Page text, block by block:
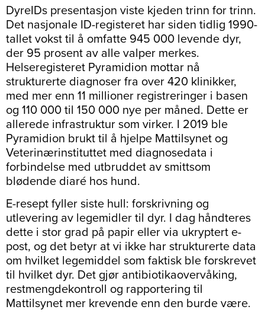
DyreIDs presentasjon viste kjeden trinn for trinn.
Det nasjonale ID-registeret har siden tidlig 1990-
tallet vokst til å omfatte 945 000 levende dyr,
der 95 prosent av alle valper merkes.
Helseregisteret Pyramidion mottar nå
strukturerte diagnoser fra over 420 klinikker,
med mer enn 11 millioner registreringer i basen
og 110 000 til 150 000 nye per måned. Dette er
allerede infrastruktur som virker. I 2019 ble
Pyramidion brukt til å hjelpe Mattilsynet og
Veterinærinstituttet med diagnosedata i
forbindelse med utbruddet av smittsom
blødende diaré hos hund.
E-resept fyller siste hull: forskrivning og
utlevering av legemidler til dyr. I dag håndteres
dette i stor grad på papir eller via ukryptert e-
post, og det betyr at vi ikke har strukturerte data
om hvilket legemiddel som faktisk ble forskrevet
til hvilket dyr. Det gjør antibiotikaovervåking,
restmengdekontroll og rapportering til
Mattilsynet mer krevende enn den burde være.